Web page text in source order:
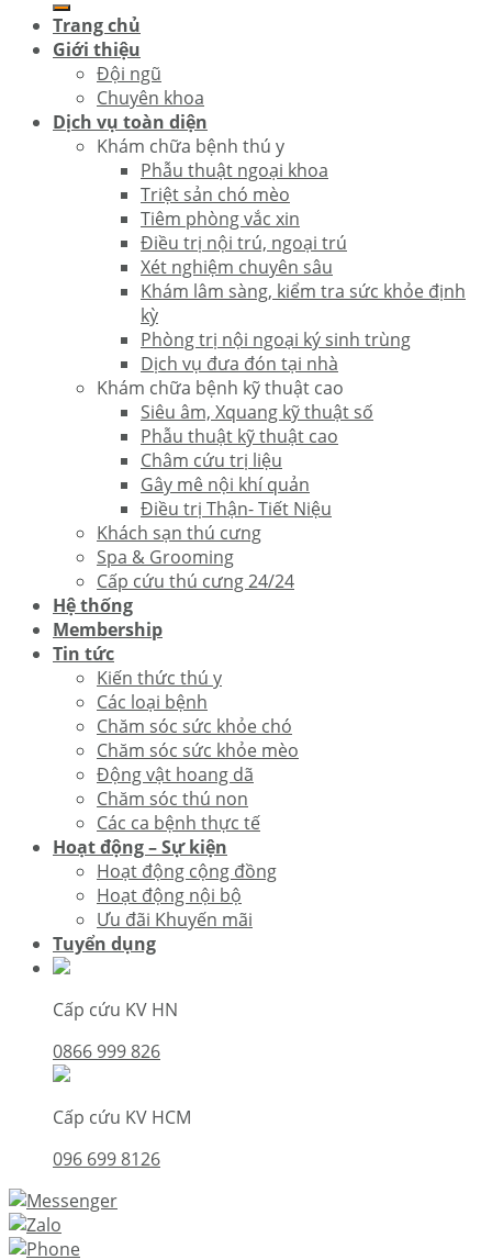
Trang chủ
Giới thiệu
Đội ngũ
Chuyên khoa
Dịch vụ toàn diện
Khám chữa bệnh thú y
Phẫu thuật ngoại khoa
Triệt sản chó mèo
Tiêm phòng vắc xin
Điều trị nội trú, ngoại trú
Xét nghiệm chuyên sâu
Khám lâm sàng, kiểm tra sức khỏe định
kỳ
Phòng trị nội ngoại ký sinh trùng
Dịch vụ đưa đón tại nhà
Khám chữa bệnh kỹ thuật cao
Siêu âm, Xquang kỹ thuật số
Phẫu thuật kỹ thuật cao
Châm cứu trị liệu
Gây mê nội khí quản
Điều trị Thận- Tiết Niệu
Khách sạn thú cưng
Spa & Grooming
Cấp cứu thú cưng 24/24
Hệ thống
Membership
Tin tức
Kiến thức thú y
Các loại bệnh
Chăm sóc sức khỏe chó
Chăm sóc sức khỏe mèo
Động vật hoang dã
Chăm sóc thú non
Các ca bệnh thực tế
Hoạt động – Sự kiện
Hoạt động cộng đồng
Hoạt động nội bộ
Ưu đãi Khuyến mãi
Tuyển dụng
Cấp cứu KV HN
0866 999 826
Cấp cứu KV HCM
096 699 8126